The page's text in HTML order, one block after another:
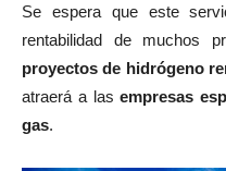
Se espera que este
rentabilidad de muchos
proyectos de hidrógeno
atraerá a lasempresas
gas.